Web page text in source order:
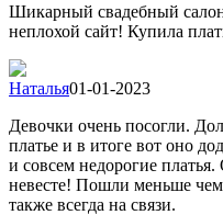
Шикарный свадебный
неплохой сайт! Купила
Наталья01-01-2023
Девочки очень посогли.
платье и в итоге вот оно
и совсем недорогие
невесте! Пошли меньше чем
также всегда на связи.